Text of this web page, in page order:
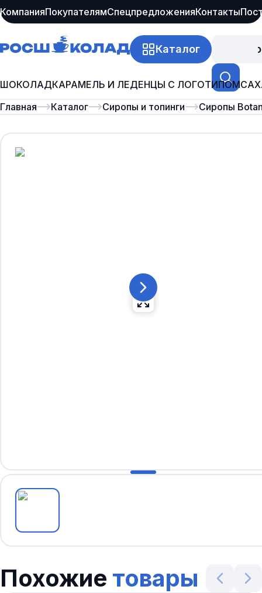
КомпанияПокупателямСпецпредложенияКонтакты
Каталог
ШОКОЛАДКАРАМЕЛЬ И ЛЕДЕНЦЫ С ЛОГОТИПОМ
Главная
Каталог Сиропы и топинги Сиропы
Похожие товары